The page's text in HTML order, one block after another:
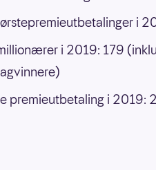
i
i 2019: 179
premieutbetaling i 2019: